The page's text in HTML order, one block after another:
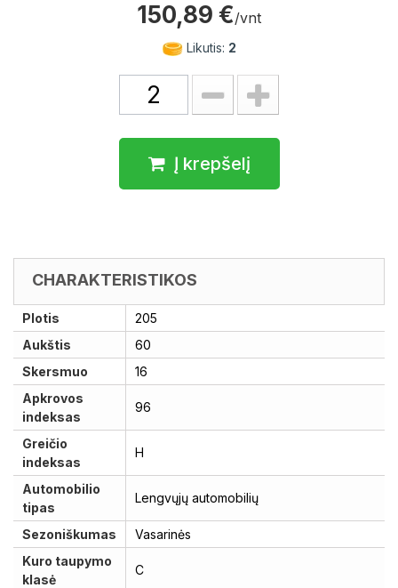
150,89 €/vnt
Likutis: 2
Į krepšelį
CHARAKTERISTIKOS
Plotis
205
Aukštis
60
Skersmuo
16
Apkrovos
indeksas
96
Greičio
indeksas
H
Automobilio
tipas
Lengvųjų automobilių
Sezoniškumas
Vasarinės
Kuro taupymo
klasė
C